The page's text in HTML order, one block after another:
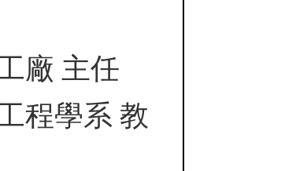
廠 主任
程學系 教